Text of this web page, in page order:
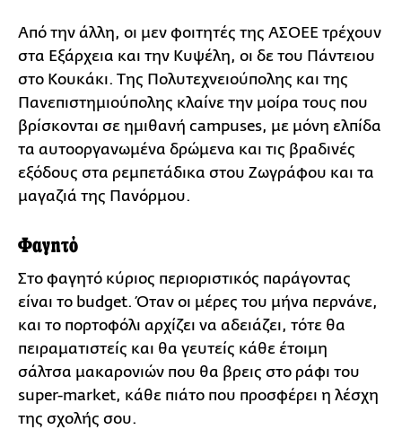
Από την άλλη, οι μεν φοιτητές της ΑΣΟΕΕ τρέχουν
στα Εξάρχεια και την Κυψέλη, οι δε του Πάντειου
στο Κουκάκι. Της Πολυτεχνειούπολης και της
Πανεπιστημιούπολης κλαίνε την μοίρα τους που
βρίσκονται σε ημιθανή campuses, με μόνη ελπίδα
τα αυτοοργανωμένα δρώμενα και τις βραδινές
εξόδους στα ρεμπετάδικα στου Ζωγράφου και τα
μαγαζιά της Πανόρμου.
Φαγητό
Στο φαγητό κύριος περιοριστικός παράγοντας
είναι το budget. Όταν οι μέρες του μήνα περνάνε,
και το πορτοφόλι αρχίζει να αδειάζει, τότε θα
πειραματιστείς και θα γευτείς κάθε έτοιμη
σάλτσα μακαρονιών που θα βρεις στο ράφι του
super-market, κάθε πιάτο που προσφέρει η λέσχη
της σχολής σου.